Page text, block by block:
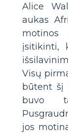
Alice
aukas
įsitikinti,
Visų
būtent šį
buvo
jos